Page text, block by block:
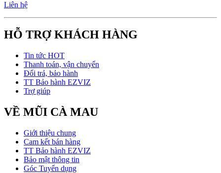
Liên hệ
HỖ TRỢ KHÁCH HÀNG
Tin tức HOT
Thanh toán, vận chuyển
Đổi trả, bảo hành
TT Bảo hành EZVIZ
Trợ giúp
VỀ MŨI CÀ MAU
Giới thiệu chung
Cam kết bán hàng
TT Bảo hành EZVIZ
Bảo mật thông tin
Góc Tuyển dụng